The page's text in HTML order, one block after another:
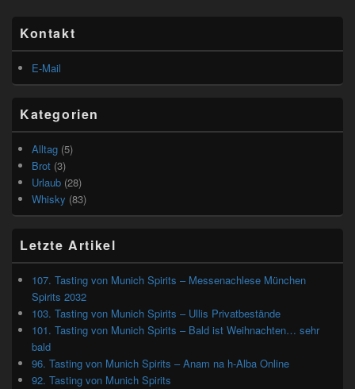
Seitenleisten
Widget-
Bereich
Kontakt
E-Mail
Kategorien
Alltag (5)
Brot (3)
Urlaub (28)
Whisky (83)
Letzte Artikel
107. Tasting von Munich Spirits – Messenachlese München
Spirits 2032
103. Tasting von Munich Spirits – Ullis Privatbestände
101. Tasting von Munich Spirits – Bald ist Weihnachten… sehr
bald
96. Tasting von Munich Spirits – Anam na h-Alba Online
92. Tasting von Munich Spirits